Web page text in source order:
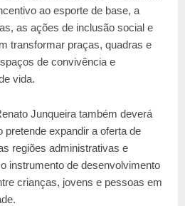
ao esporte de base, a
as ações de inclusão social e
transformar praças, quadras e
de convivência e
vida.
Junqueira também deverá
pretende expandir a oferta de
regiões administrativas e
instrumento de desenvolvimento
crianças, jovens e pessoas em